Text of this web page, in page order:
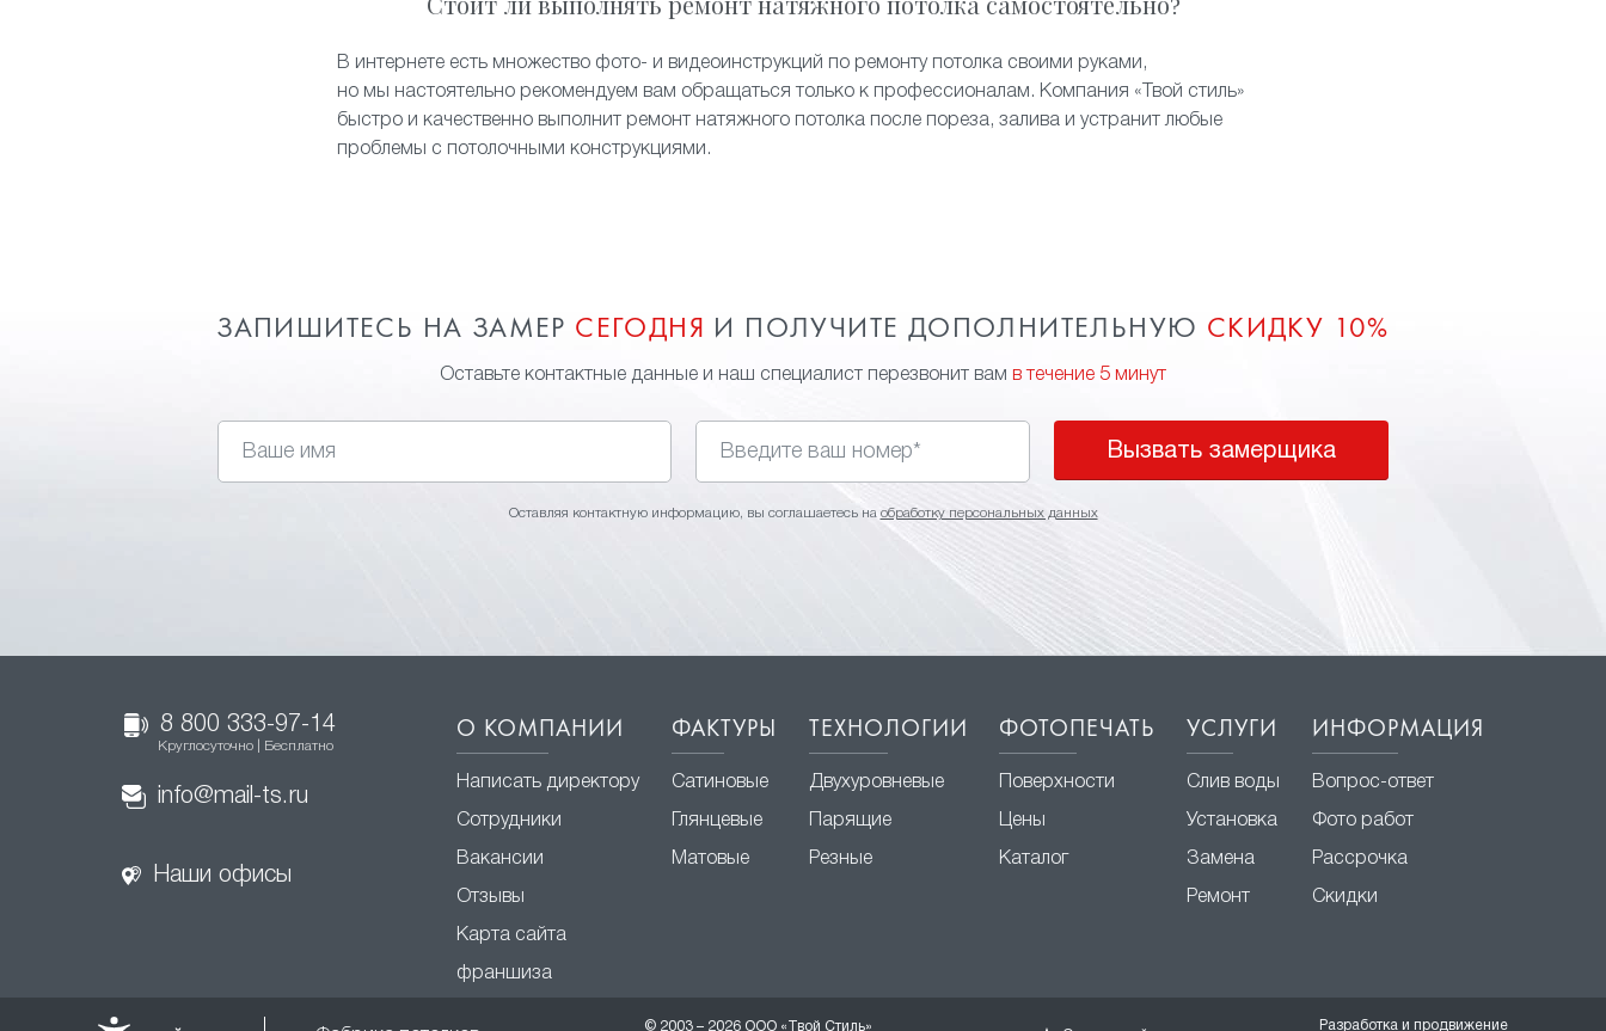
В интернете есть множество фото- и видеоинструкций по ремонту потолка своими руками,
но мы настоятельно рекомендуем вам обращаться только к профессионалам. Компания «Твой стиль»
быстро и качественно выполнит ремонт натяжного потолка после пореза, залива и устранит любые
проблемы с потолочными конструкциями.
ЗАПИШИТЕСЬ НА ЗАМЕР СЕГОДНЯ И ПОЛУЧИТЕ ДОПОЛНИТЕЛЬНУЮ СКИДКУ 10%
Оставьте контактные данные и наш специалист перезвонит вам в течение 5 минут
Вызвать замерщика
Оставляя контактную информацию, вы соглашаетесь на обработку персональных данных
8 800 333-97-14
Круглосуточно | Бесплатно
info@mail-ts.ru
Наши офисы
О КОМПАНИИ
Написать директору
Сотрудники
Вакансии
Отзывы
Карта сайта
франшиза
ФАКТУРЫ
Сатиновые
Глянцевые
Матовые
ТЕХНОЛОГИИ
Двухуровневые
Парящие
Резные
ФОТОПЕЧАТЬ
Поверхности
Цены
Каталог
УСЛУГИ
Слив воды
Установка
Замена
Ремонт
ИНФОРМАЦИЯ
Вопрос-ответ
Фото работ
Рассрочка
Скидки
© 2003 – 2026 ООО «Твой Стиль» Разработка и продвижение